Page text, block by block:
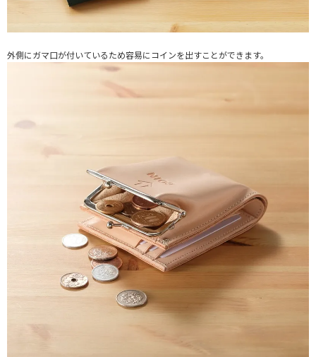
外側にガマ口が付いているため容易にコインを出すことができます。